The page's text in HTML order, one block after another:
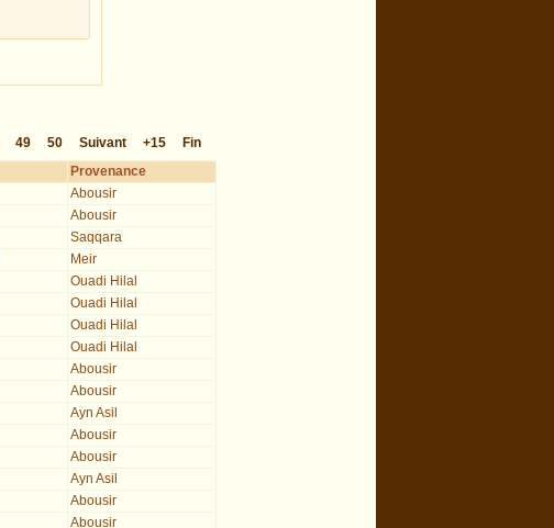
49 50 Suivant +15
Fin
Provenance
Abousir
Abousir
Saqqara
Meir
Ouadi Hilal
Ouadi Hilal
Ouadi Hilal
Ouadi Hilal
Abousir
Abousir
Ayn Asil
Abousir
Abousir
Ayn Asil
Abousir
Abousir